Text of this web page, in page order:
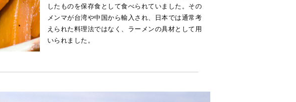
したものを保存食として食べられていました。その
メンマが台湾や中国から輸入され、日本では通常考
えられた料理法ではなく、ラーメンの具材として用
いられました。